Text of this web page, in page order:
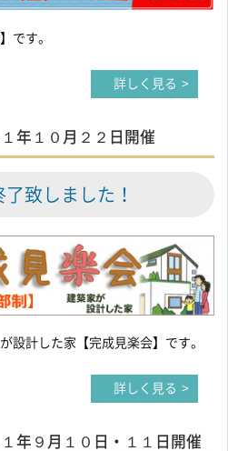
です。
詳しく見る
年１０月２２日開催
致しました！
設計した家【完成見楽会】です。
詳しく見る
年９月１０日・１１日開催